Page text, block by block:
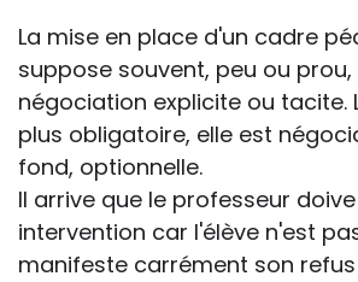
La mise en place d'un cadre
suppose souvent, peu ou prou,
négociation explicite ou tacite.
plus obligatoire, elle est
fond, optionnelle.
Il arrive que le professeur
intervention car l'élève n'est
manifeste carrément son